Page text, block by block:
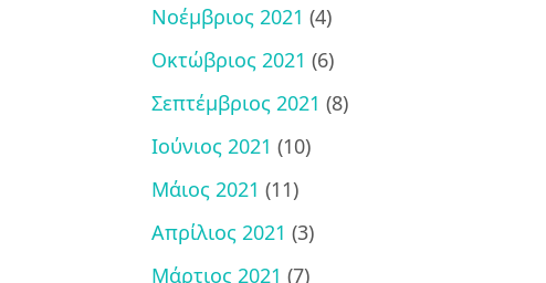
Νοέμβριος 2021 (4)
Οκτώβριος 2021 (6)
Σεπτέμβριος 2021 (8)
Ιούνιος 2021 (10)
Μάιος 2021 (11)
Απρίλιος 2021 (3)
Μάρτιος 2021 (7)